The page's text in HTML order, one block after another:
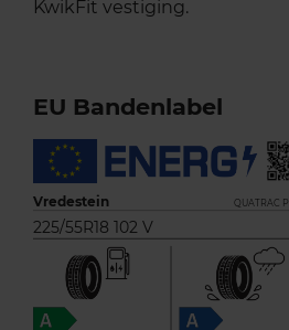
KwikFit vestiging.
EU Bandenlabel
Vredestein QUATRAC
225/55R18 102 V